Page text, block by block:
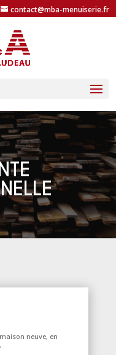
contact@mba-menuiserie.fr
neuve, en